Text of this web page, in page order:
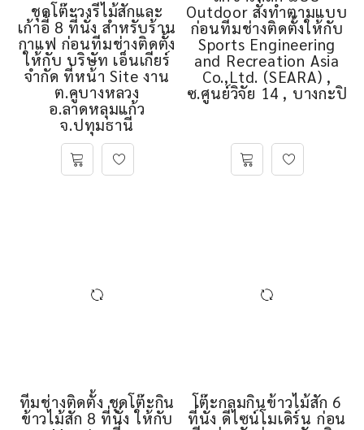
ชุดโต๊ะวงรีไม้สักและ
เก้าอี้ 8 ที่นั่ง สำหรับร้าน
กาแฟ ก่อนทีมช่างติดตั้ง
ให้กับ บริษัท เอ็นเกียร์
จำกัด ที่หน้า Site งาน
ต.คูบางหลวง
อ.ลาดหลุมแก้ว
จ.ปทุมธานี
ชุดโต๊ะและม้านั่งยาวไม้
สักขาเหล็ก แบบ
Outdoor สั่งทำตามแบบ
ก่อนทีมช่างติดตั้งให้กับ
Sports Engineering
and Recreation Asia
Co.,Ltd. (SEARA) ,